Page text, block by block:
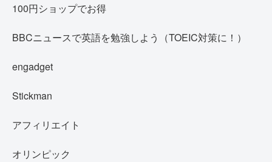
100円ショップでお得
BBCニュースで英語を勉強しよう（TOEIC対策に！）
engadget
Stickman
アフィリエイト
オリンピック